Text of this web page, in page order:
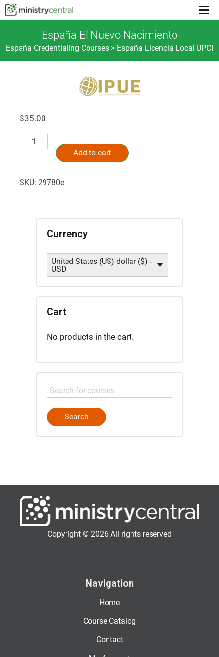
Menu
España El Nuevo Nacimiento
España Credentialing Courses > España Licencia Local UPCI
$35.00
España
El
quantity
Add to cart
SKU: 29780e
Currency
United States (US) dollar ($) -
USD
Cart
No products in the cart.
Copyright © 2026 All rights reserved
Navigation
Home
Course Catalog
Contact